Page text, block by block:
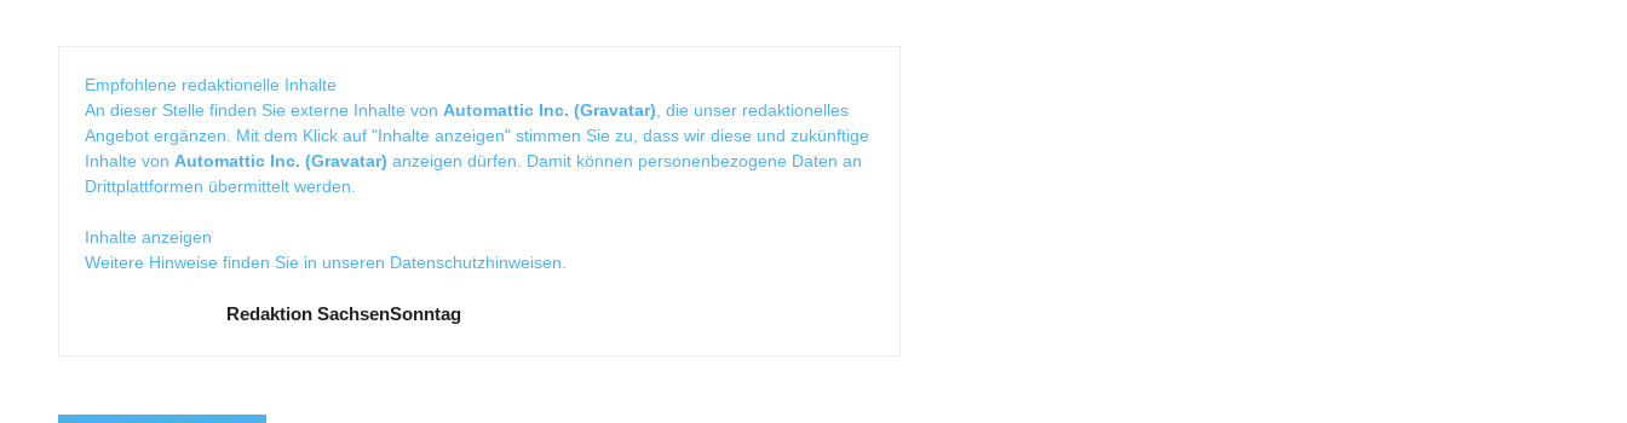
Empfohlene redaktionelle Inhalte
An dieser Stelle finden Sie externe Inhalte von Automattic Inc. (Gravatar) , die unser redaktionelles
Angebot ergänzen. Mit dem Klick auf "Inhalte anzeigen" stimmen Sie zu, dass wir diese und zukünftige
Inhalte von Automattic Inc. (Gravatar) anzeigen dürfen. Damit können personenbezogene Daten an
Drittplattformen übermittelt werden.
Inhalte anzeigen
Weitere Hinweise finden Sie in unseren Datenschutzhinweisen
Redaktion SachsenSonntag